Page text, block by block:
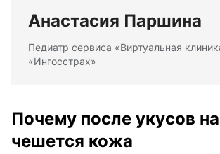
Анастасия Паршина
Педиатр сервиса «Виртуальная
«Ингосстрах»
Почему после укусов
чешется кожа